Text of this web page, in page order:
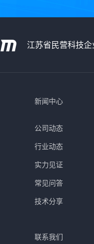
江苏省民营科技企
新闻中心
公司动态
行业动态
实力见证
常见问答
技术分享
联系我们